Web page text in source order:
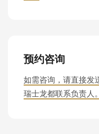
预约咨询
如需咨询，请直接发
瑞士龙都联系负责人。